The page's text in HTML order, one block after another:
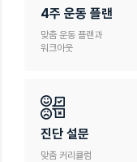
4주 운동 플랜
맞춤 운동 플랜과
워크아웃
진단 설문
맞춤 커리큘럼